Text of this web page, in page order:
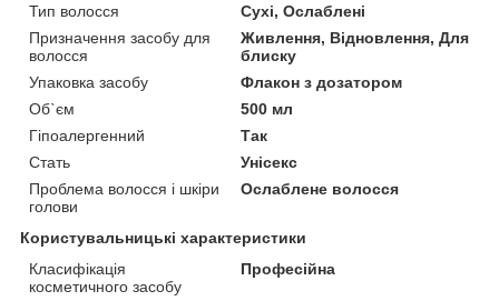
Тип волосся
Сухі, Ослаблені
Призначення засобу для
волосся
Живлення, Відновлення, Для
блиску
Упаковка засобу
Флакон з дозатором
Об`єм
500 мл
Гіпоалергенний
Так
Стать
Унісекс
Проблема волосся і шкіри
голови
Ослаблене волосся
Користувальницькі характеристики
Класифікація
косметичного засобу
Професійна